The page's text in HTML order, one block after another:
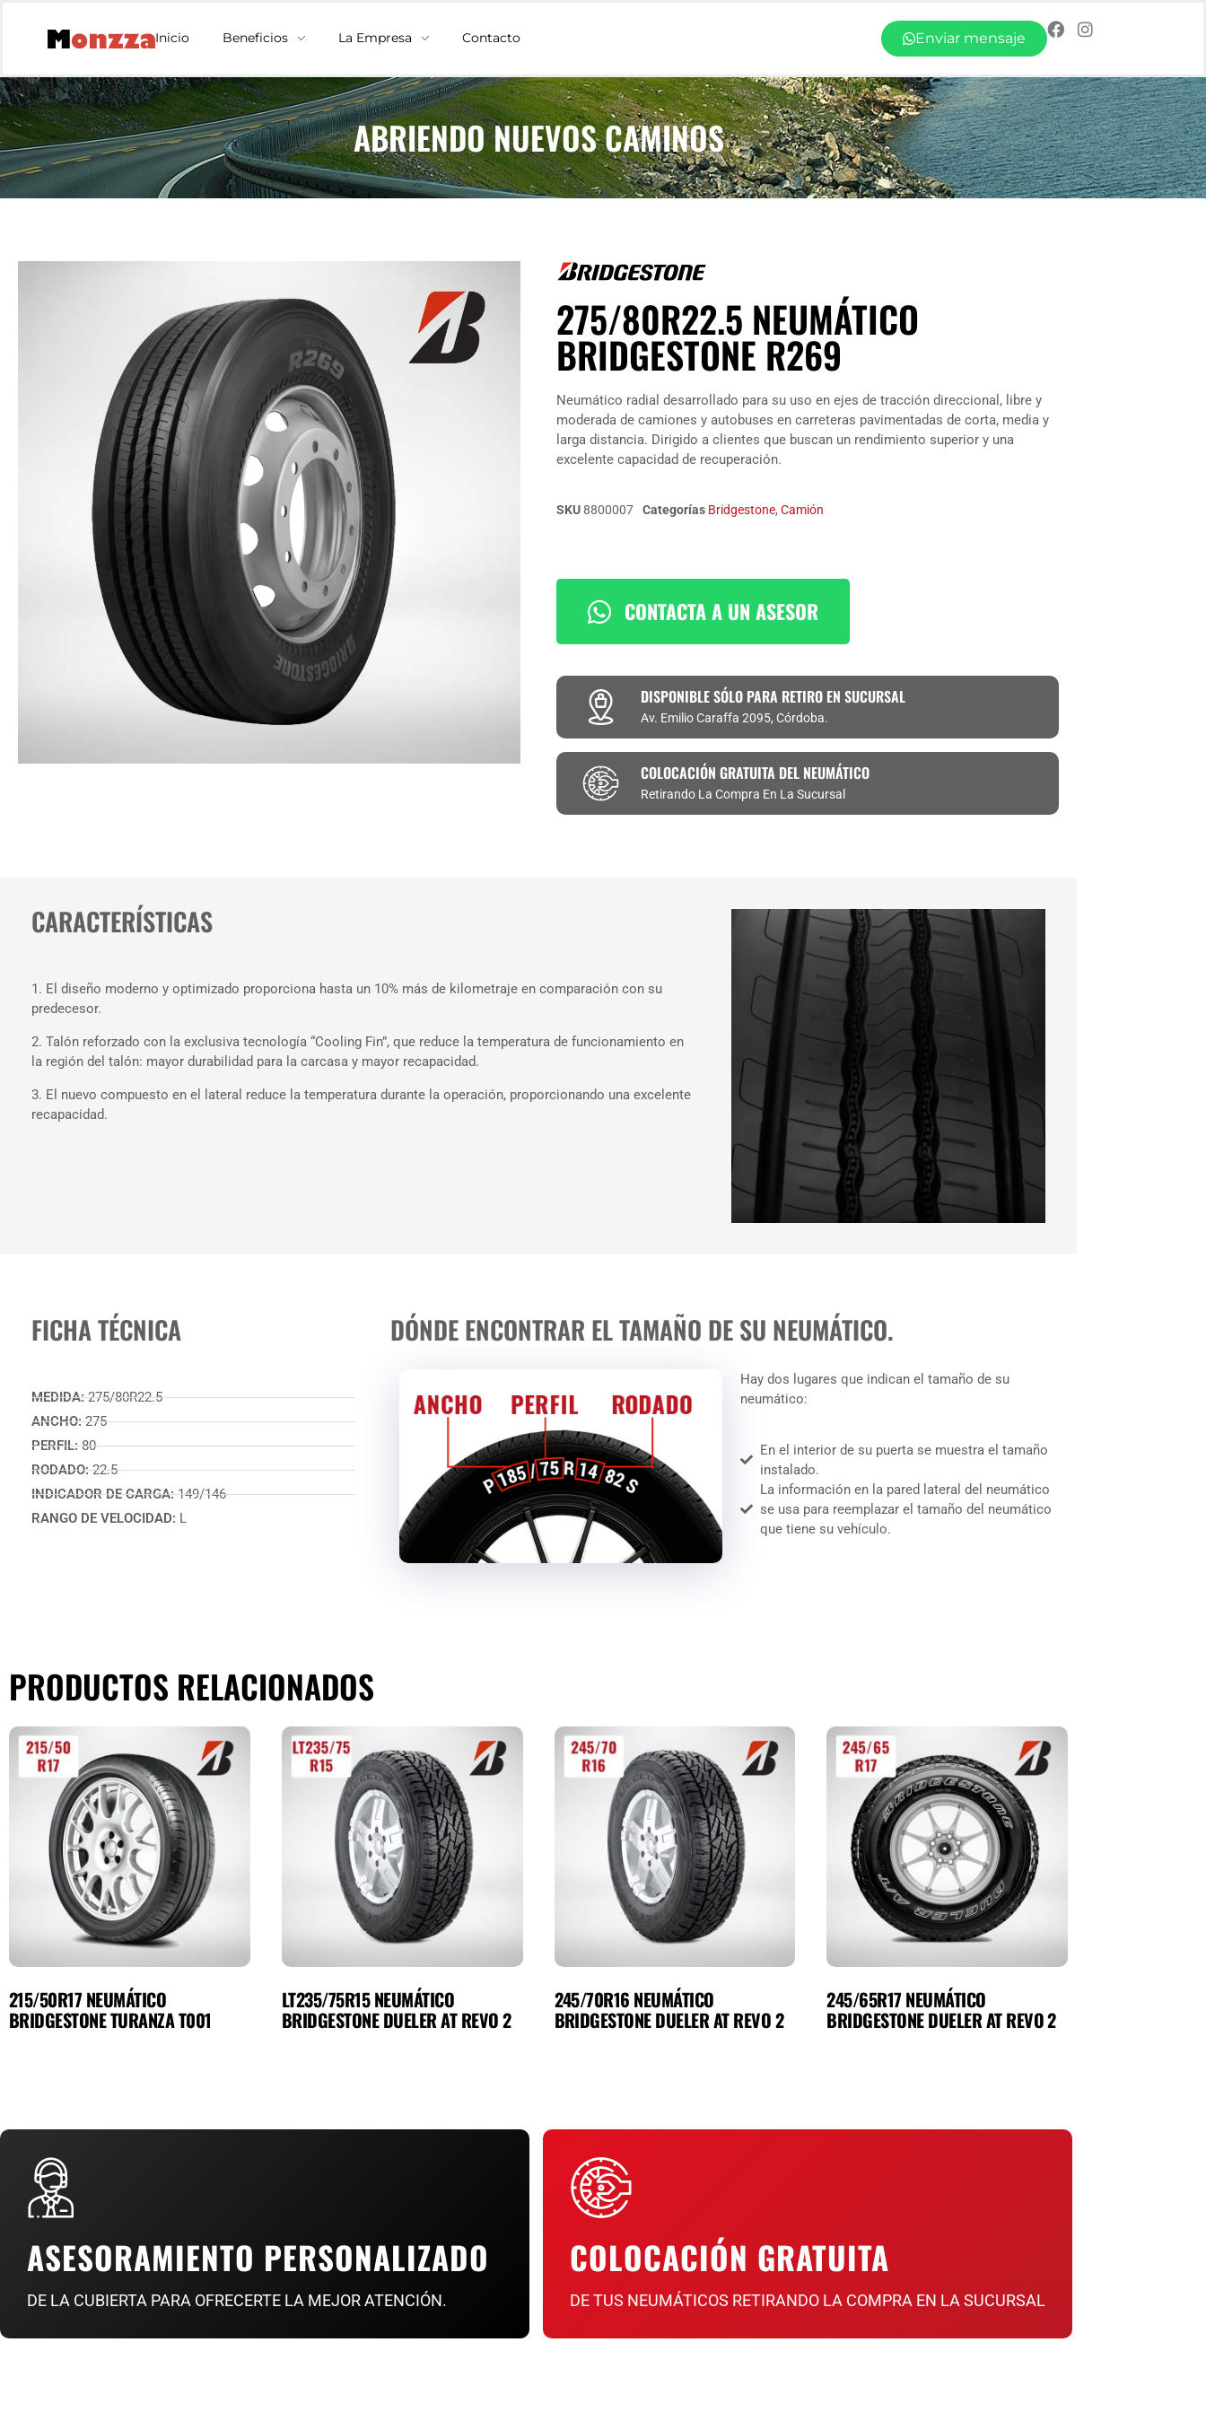
Inicio Beneficios La Empresa Contacto Enviar mensaje
ABRIENDO NUEVOS CAMINOS
275/80R22.5 NEUMÁTICO
BRIDGESTONE R269
Neumático radial desarrollado para su uso en ejes de tracción direccional, libre y
moderada de camiones y autobuses en carreteras pavimentadas de corta, media y
larga distancia. Dirigido a clientes que buscan un rendimiento superior y una
excelente capacidad de recuperación.
SKU8800007 Categorías Bridgestone, Camión
CONTACTA A UN ASESOR
DISPONIBLE SÓLO PARA RETIRO EN SUCURSAL
Av. Emilio Caraffa 2095, Córdoba.
COLOCACIÓN GRATUITA DEL NEUMÁTICO
Retirando La Compra En La Sucursal
CARACTERÍSTICAS
1. El diseño moderno y optimizado proporciona hasta un 10% más de kilometraje en comparación con su
predecesor.
2. Talón reforzado con la exclusiva tecnología “Cooling Fin”, que reduce la temperatura de funcionamiento en
la región del talón: mayor durabilidad para la carcasa y mayor recapacidad.
3. El nuevo compuesto en el lateral reduce la temperatura durante la operación, proporcionando una excelente
recapacidad.
FICHA TÉCNICA
MEDIDA:275/80R22.5
ANCHO:275
PERFIL:80
RODADO:22.5
INDICADOR DE CARGA:149/146
RANGO DE VELOCIDAD: L
DÓNDE ENCONTRAR EL TAMAÑO DE SU NEUMÁTICO.
Hay dos lugares que indican el tamaño de su
neumático:
En el interior de su puerta se muestra el tamaño
instalado.
La información en la pared lateral del neumático
se usa para reemplazar el tamaño del neumático
que tiene su vehículo.
PRODUCTOS RELACIONADOS
215/50R17 NEUMÁTICO
BRIDGESTONE TURANZA T001
LT235/75R15 NEUMÁTICO
BRIDGESTONE DUELER AT REVO 2
245/70R16 NEUMÁTICO
BRIDGESTONE DUELER AT REVO 2
245/65R17 NEUMÁTICO
BRIDGESTONE DUELER AT REVO 2
ASESORAMIENTO PERSONALIZADO
DE LA CUBIERTA PARA OFRECERTE LA MEJOR ATENCIÓN.
COLOCACIÓN GRATUITA
DE TUS NEUMÁTICOS RETIRANDO LA COMPRA EN LA SUCURSAL